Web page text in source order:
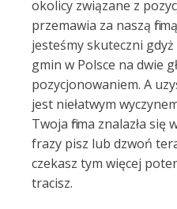
okolicy związane z
przemawia za naszą
jesteśmy skuteczni
gmin w Polsce na dwie
pozycjonowaniem. A
jest niełatwym
Twoja firma znalazła się
frazy pisz lub dzwoń
czekasz tym więcej
tracisz.